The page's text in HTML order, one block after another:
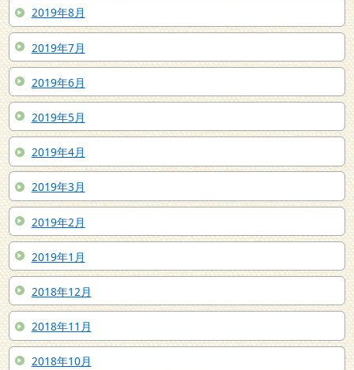
2019年8月
2019年7月
2019年6月
2019年5月
2019年4月
2019年3月
2019年2月
2019年1月
2018年12月
2018年11月
2018年10月